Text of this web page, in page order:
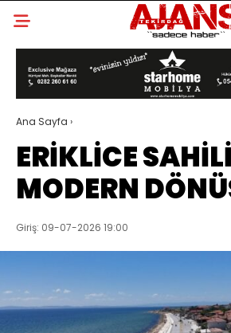
Ana Sayfa ›
ERİKLİCE
MODERN
Giriş: 09-07-2026 19:00